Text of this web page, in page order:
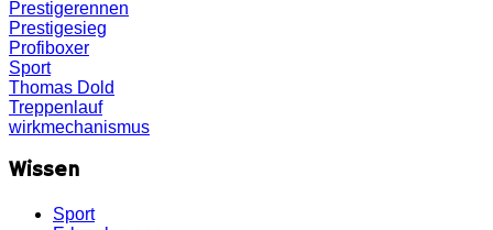
Prestigerennen
Prestigesieg
Profiboxer
Sport
Thomas Dold
Treppenlauf
wirkmechanismus
Wissen
Sport